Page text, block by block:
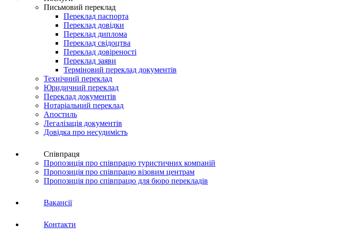
Письмовий переклад
Переклад паспорта
Переклад довідки
Переклад диплома
Переклад свідоцтва
Переклад довіреності
Переклад заяви
Терміновий переклад документів
Технічний переклад
Юридичний переклад
Переклад документів
Нотаріальний переклад
Апостиль
Легалізація документів
Довідка про несудимість
Співпраця
Пропозиція про співпрацю туристичних компаній
Пропозиція про співпрацю візовим центрам
Пропозиція про співпрацю для бюро перекладів
Вакансії
Контакти